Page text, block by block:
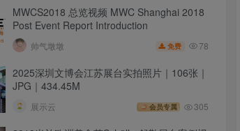
MWCS2018 总览视频 MWC Shanghai 2018
Post Event Report Introduction
帅气墩墩 免费 78
2025深圳文博会江苏展台实拍照片｜106张｜
JPG｜434.45M
展示云 会员专属 305